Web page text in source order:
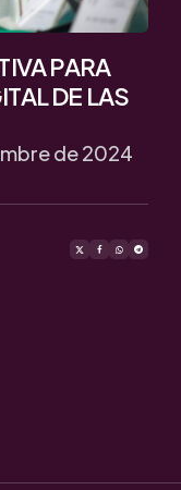
PARA
DE LAS
de 2024